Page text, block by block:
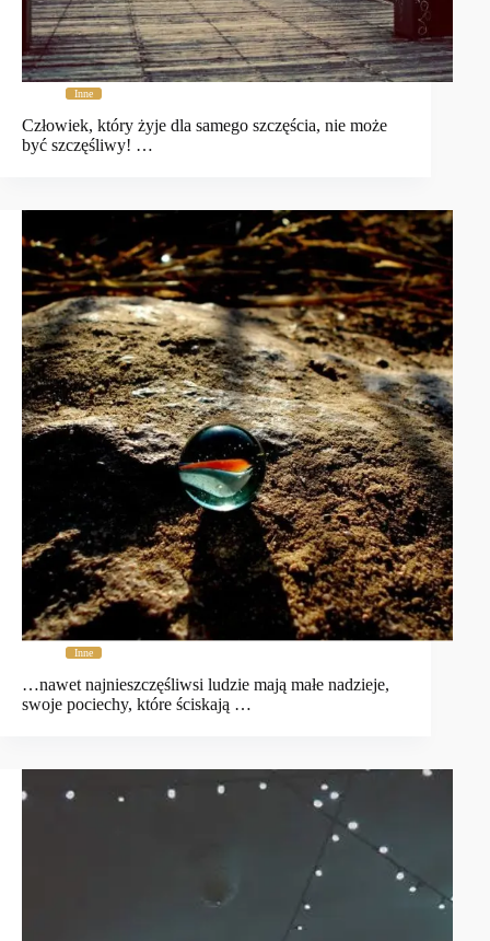
Inne
Człowiek, który żyje dla samego szczęścia, nie może
być szczęśliwy! …
Inne
…nawet najnieszczęśliwsi ludzie mają małe nadzieje,
swoje pociechy, które ściskają …